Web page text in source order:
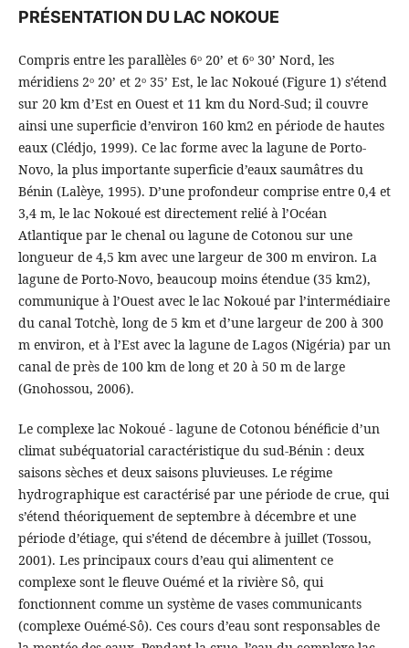
PRÉSENTATION DU LAC NOKOUE
Compris entre les parallèles 6ᵒ 20’ et 6ᵒ 30’ Nord, les
méridiens 2ᵒ 20’ et 2ᵒ 35’ Est, le lac Nokoué (Figure 1) s’étend
sur 20 km d’Est en Ouest et 11 km du Nord-Sud; il couvre
ainsi une superficie d’environ 160 km2 en période de hautes
eaux (Clédjo, 1999). Ce lac forme avec la lagune de Porto-
Novo, la plus importante superficie d’eaux saumâtres du
Bénin (Lalèye, 1995). D’une profondeur comprise entre 0,4 et
3,4 m, le lac Nokoué est directement relié à l’Océan
Atlantique par le chenal ou lagune de Cotonou sur une
longueur de 4,5 km avec une largeur de 300 m environ. La
lagune de Porto-Novo, beaucoup moins étendue (35 km2),
communique à l’Ouest avec le lac Nokoué par l’intermédiaire
du canal Totchè, long de 5 km et d’une largeur de 200 à 300
m environ, et à l’Est avec la lagune de Lagos (Nigéria) par un
canal de près de 100 km de long et 20 à 50 m de large
(Gnohossou, 2006).
Le complexe lac Nokoué - lagune de Cotonou bénéficie d’un
climat subéquatorial caractéristique du sud-Bénin : deux
saisons sèches et deux saisons pluvieuses. Le régime
hydrographique est caractérisé par une période de crue, qui
s’étend théoriquement de septembre à décembre et une
période d’étiage, qui s’étend de décembre à juillet (Tossou,
2001). Les principaux cours d’eau qui alimentent ce
complexe sont le fleuve Ouémé et la rivière Sô, qui
fonctionnent comme un système de vases communicants
(complexe Ouémé-Sô). Ces cours d’eau sont responsables de